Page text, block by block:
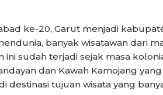
ke-20, Garut menjadi
banyak wisatawan dari
ini sudah terjadi sejak masa
dan Kawah Kamojang
destinasi tujuan wisata yang